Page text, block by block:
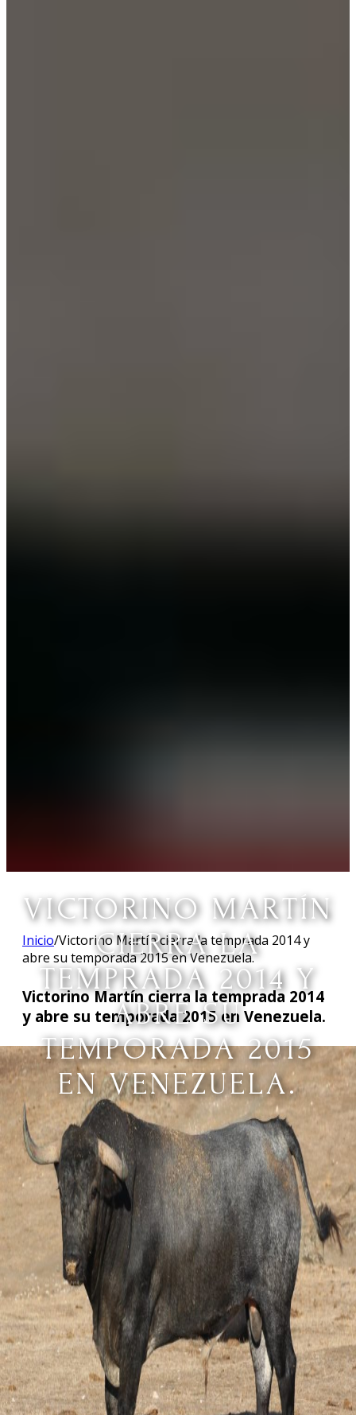
VICTORINO MARTÍN
CIERRA LA
TEMPRADA 2014 Y
ABRE SU
TEMPORADA 2015
EN VENEZUELA.
Inicio/Victorino Martín cierra la temprada 2014 y
abre su temporada 2015 en Venezuela.
Victorino Martín cierra la temprada 2014
y abre su temporada 2015 en Venezuela.